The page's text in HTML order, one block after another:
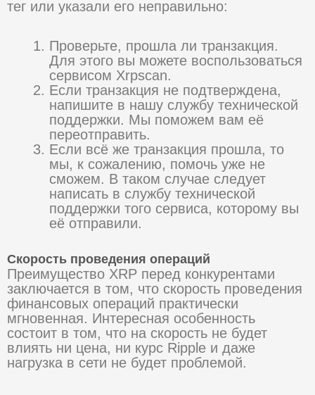
тег или указали его неправильно:
Проверьте, прошла ли транзакция.
Для этого вы можете воспользоваться
сервисом Xrpscan.
Если транзакция не подтверждена,
напишите в нашу службу технической
поддержки. Мы поможем вам её
переотправить.
Если всё же транзакция прошла, то
мы, к сожалению, помочь уже не
сможем. В таком случае следует
написать в службу технической
поддержки того сервиса, которому вы
её отправили.
Скорость проведения операций
Преимущество XRP перед конкурентами
заключается в том, что скорость проведения
финансовых операций практически
мгновенная. Интересная особенность
состоит в том, что на скорость не будет
влиять ни цена, ни курс Ripple и даже
нагрузка в сети не будет проблемой.